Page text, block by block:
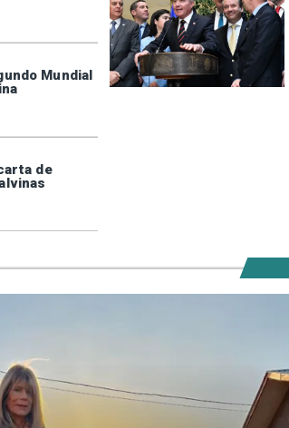
Mundial
de